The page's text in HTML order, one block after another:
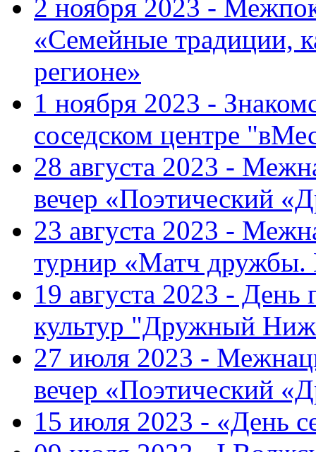
2 ноября 2023 -
«Семейные традиции,
регионе»
1 ноября 2023 -
соседском центре
28 августа 2023 -
вечер «Поэтический
23 августа 2023 -
турнир «Матч
19 августа 2023 -
культур "Дружный
27 июля 2023 -
вечер «Поэтический
15 июля 2023 - «День